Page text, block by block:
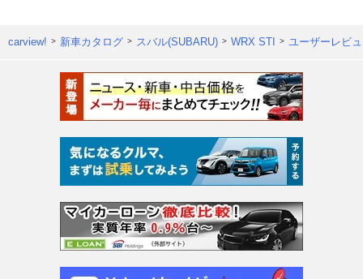
carview! 新車カタログ スバル(SUBARU) WRX STI ユーザーレビ